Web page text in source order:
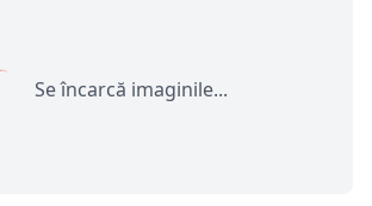
Se încarcă imaginile...